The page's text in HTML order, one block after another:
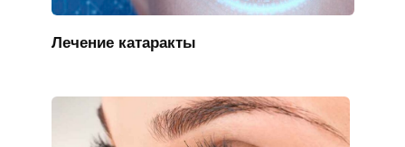
Лечение катаракты